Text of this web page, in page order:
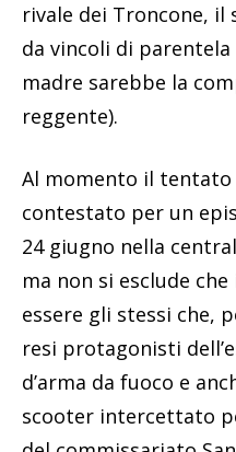
rivale dei Troncone, il
da vincoli di
madre sarebbe la
reggente).
Al momento il tentato
contestato per un
24 giugno nella
ma non si esclude
essere gli stessi che,
resi protagonisti
d’arma da fuoco e
scooter intercettato